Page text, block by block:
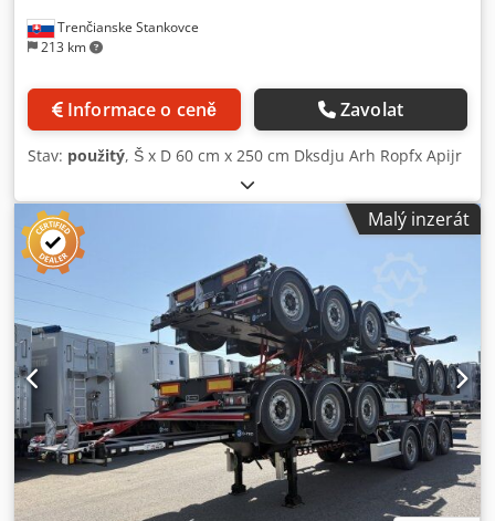
Trenčianske Stankovce
213 km
Informace o ceně Zavolat
Stav: použitý, Š x D 60 cm x 250 cm Dksdju Arh Ropfx Apijr
Malý inzerát